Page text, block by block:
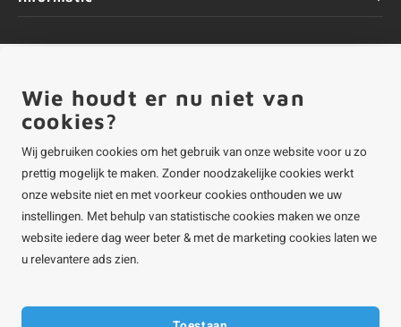
©Copyright2026 ALUMINIUMvakman - Powered byLightspeed
ALUMINIUMvakman is onderdeel vanRoca Online BV
Wie houdt er nu niet van
cookies?
Wij gebruiken cookies om het gebruik van onze website voor u zo
prettig mogelijk te maken. Zonder noodzakelijke cookies werkt
onze website niet en met voorkeur cookies onthouden we uw
instellingen. Met behulp van statistische cookies maken we onze
website iedere dag weer beter & met de marketing cookies laten we
u relevantere ads zien.